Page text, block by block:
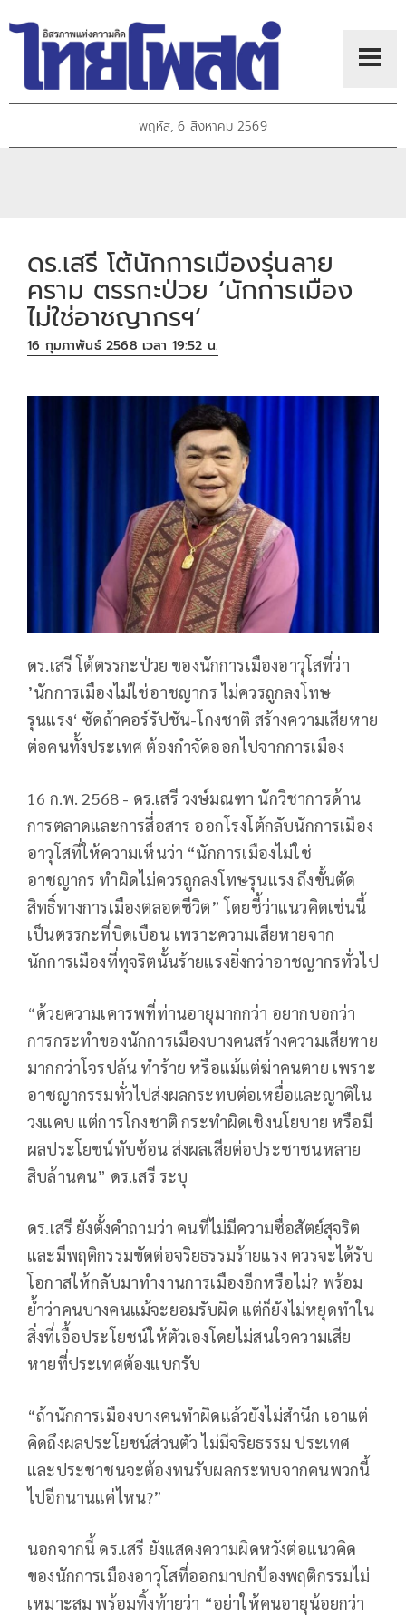
พฤหัส, 6 สิงหาคม 2569
ดร.เสรี โต้นักการเมืองรุ่นลาย
คราม ตรรกะป่วย ‘นักการเมือง
ไม่ใช่อาชญากรฯ‘
16 กุมภาพันธ์ 2568 เวลา 19:52 น.
ดร.เสรี โต้ตรรกะป่วย ของนักการเมืองอาวุโสที่ว่า
’นักการเมืองไม่ใช่อาชญากร ไม่ควรถูกลงโทษ
รุนแรง‘ ซัดถ้าคอร์รัปชัน-โกงชาติ สร้างความเสียหาย
ต่อคนทั้งประเทศ ต้องกำจัดออกไปจากการเมือง
16 ก.พ. 2568 - ดร.เสรี วงษ์มณฑา นักวิชาการด้าน
การตลาดและการสื่อสาร ออกโรงโต้กลับนักการเมือง
อาวุโสที่ให้ความเห็นว่า “นักการเมืองไม่ใช่
อาชญากร ทำผิดไม่ควรถูกลงโทษรุนแรง ถึงขั้นตัด
สิทธิ์ทางการเมืองตลอดชีวิต” โดยชี้ว่าแนวคิดเช่นนี้
เป็นตรรกะที่บิดเบือน เพราะความเสียหายจาก
นักการเมืองที่ทุจริตนั้นร้ายแรงยิ่งกว่าอาชญากรทั่วไป
“ด้วยความเคารพที่ท่านอายุมากกว่า อยากบอกว่า
การกระทำของนักการเมืองบางคนสร้างความเสียหาย
มากกว่าโจรปล้น ทำร้าย หรือแม้แต่ฆ่าคนตาย เพราะ
อาชญากรรมทั่วไปส่งผลกระทบต่อเหยื่อและญาติใน
วงแคบ แต่การโกงชาติ กระทำผิดเชิงนโยบาย หรือมี
ผลประโยชน์ทับซ้อน ส่งผลเสียต่อประชาชนหลาย
สิบล้านคน” ดร.เสรี ระบุ
ดร.เสรี ยังตั้งคำถามว่า คนที่ไม่มีความซื่อสัตย์สุจริต
และมีพฤติกรรมขัดต่อจริยธรรมร้ายแรง ควรจะได้รับ
โอกาสให้กลับมาทำงานการเมืองอีกหรือไม่? พร้อม
ย้ำว่าคนบางคนแม้จะยอมรับผิด แต่ก็ยังไม่หยุดทำใน
สิ่งที่เอื้อประโยชน์ให้ตัวเองโดยไม่สนใจความเสีย
หายที่ประเทศต้องแบกรับ
“ถ้านักการเมืองบางคนทำผิดแล้วยังไม่สำนึก เอาแต่
คิดถึงผลประโยชน์ส่วนตัว ไม่มีจริยธรรม ประเทศ
และประชาชนจะต้องทนรับผลกระทบจากคนพวกนี้
ไปอีกนานแค่ไหน?”
นอกจากนี้ ดร.เสรี ยังแสดงความผิดหวังต่อแนวคิด
ของนักการเมืองอาวุโสที่ออกมาปกป้องพฤติกรรมไม่
เหมาะสม พร้อมทิ้งท้ายว่า “อย่าให้คนอายุน้อยกว่า